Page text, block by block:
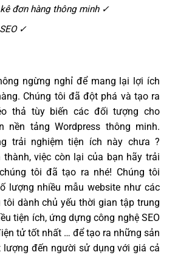
đơn hàng thông minh ✓
✓
ngừng nghỉ để mang lại lợi ích
Chúng tôi đã đột phá và tạo ra
thả tùy biến các đối tượng cho
nền tảng Wordpress thông minh.
trải nghiệm tiện ích này chưa ?
thành, việc còn lại của bạn hãy trải
tôi đã tạo ra nhé! Chúng tôi
lượng nhiều mẫu website như các
dành chủ yếu thời gian tập trung
tiện ích, ứng dựng công nghệ SEO
tử tốt nhất … để tạo ra những sản
đến người sử dụng với giá cả